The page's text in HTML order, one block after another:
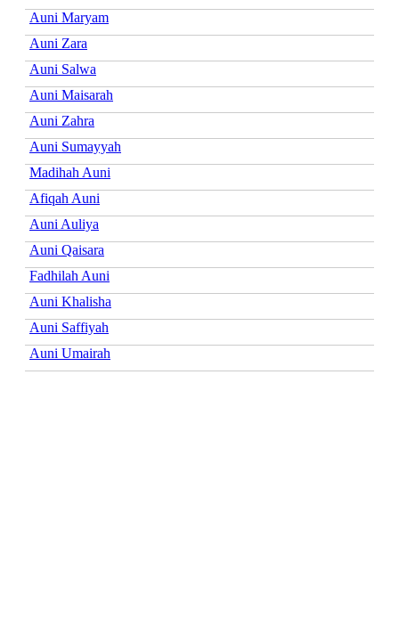
Auni Maryam
Auni Zara
Auni Salwa
Auni Maisarah
Auni Zahra
Auni Sumayyah
Madihah Auni
Afiqah Auni
Auni Auliya
Auni Qaisara
Fadhilah Auni
Auni Khalisha
Auni Saffiyah
Auni Umairah